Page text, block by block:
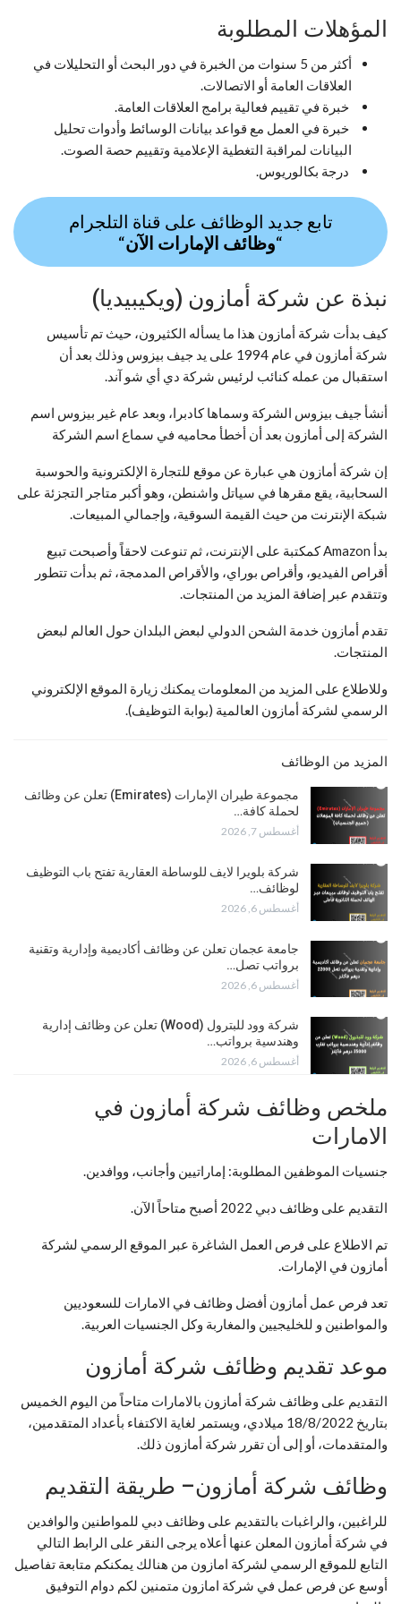
المؤهلات المطلوبة
أكثر من 5 سنوات من الخبرة في دور البحث أو التحليلات في
العلاقات العامة أو الاتصالات.
خبرة في تقييم فعالية برامج العلاقات العامة.
خبرة في العمل مع قواعد بيانات الوسائط وأدوات تحليل
البيانات لمراقبة التغطية الإعلامية وتقييم حصة الصوت.
درجة بكالوريوس.
تابع جديد الوظائف على قناة التلجرام
“وظائف الإمارات الآن“
نبذة عن شركة أمازون (ويكيبيديا)
كيف بدأت شركة أمازون هذا ما يسأله الكثيرون، حيث تم تأسيس
شركة أمازون في عام 1994 على يد جيف بيزوس وذلك بعد أن
استقبال من عمله كنائب لرئيس شركة دي أي شو آند.
أنشأ جيف بيزوس الشركة وسماها كادبرا، وبعد عام غير بيزوس اسم
الشركة إلى أمازون بعد أن أخطأ محاميه في سماع اسم الشركة
إن شركة أمازون هي عبارة عن موقع للتجارة الإلكترونية والحوسبة
السحابية، يقع مقرها في سياتل واشنطن، وهو أكبر متاجر التجزئة على
شبكة الإنترنت من حيث القيمة السوقية، وإجمالي المبيعات.
بدأ Amazon كمكتبة على الإنترنت، ثم تنوعت لاحقاً وأصبحت تبيع
أقراص الفيديو، وأقراص بوراي، والأقراص المدمجة، ثم بدأت تتطور
وتتقدم عبر إضافة المزيد من المنتجات.
تقدم أمازون خدمة الشحن الدولي لبعض البلدان حول العالم لبعض
المنتجات.
وللاطلاع على المزيد من المعلومات يمكنك زيارة الموقع الإلكتروني
الرسمي لشركة أمازون العالمية (بوابة التوظيف).
المزيد من الوظائف
مجموعة طيران الإمارات (Emirates) تعلن عن وظائف
لحملة كافة…
أغسطس 7, 2026
شركة بلويرا لايف للوساطة العقارية تفتح باب التوظيف
لوظائف…
أغسطس 6, 2026
جامعة عجمان تعلن عن وظائف أكاديمية وإدارية وتقنية
برواتب تصل…
أغسطس 6, 2026
شركة وود للبترول (Wood) تعلن عن وظائف إدارية
وهندسية برواتب…
أغسطس 6, 2026
ملخص وظائف شركة أمازون في
الامارات
جنسيات الموظفين المطلوبة: إماراتيين وأجانب، ووافدين.
التقديم على وظائف دبي 2022 أصبح متاحاً الآن.
تم الاطلاع على فرص العمل الشاغرة عبر الموقع الرسمي لشركة
أمازون في الإمارات.
تعد فرص عمل أمازون أفضل وظائف في الامارات للسعوديين
والمواطنين و للخليجيين والمغاربة وكل الجنسيات العربية.
موعد تقديم وظائف شركة أمازون
التقديم على وظائف شركة أمازون بالامارات متاحاً من اليوم الخميس
بتاريخ 18/8/2022 ميلادي، ويستمر لغاية الاكتفاء بأعداد المتقدمين،
والمتقدمات، أو إلى أن تقرر شركة أمازون ذلك.
وظائف شركة أمازون– طريقة التقديم
للراغبين، والراغبات بالتقديم على وظائف دبي للمواطنين والوافدين
في شركة أمازون المعلن عنها أعلاه يرجى النقر على الرابط التالي
التابع للموقع الرسمي لشركة امازون من هنالك يمكنكم متابعة تفاصيل
أوسع عن فرص عمل في شركة امازون متمنين لكم دوام التوفيق